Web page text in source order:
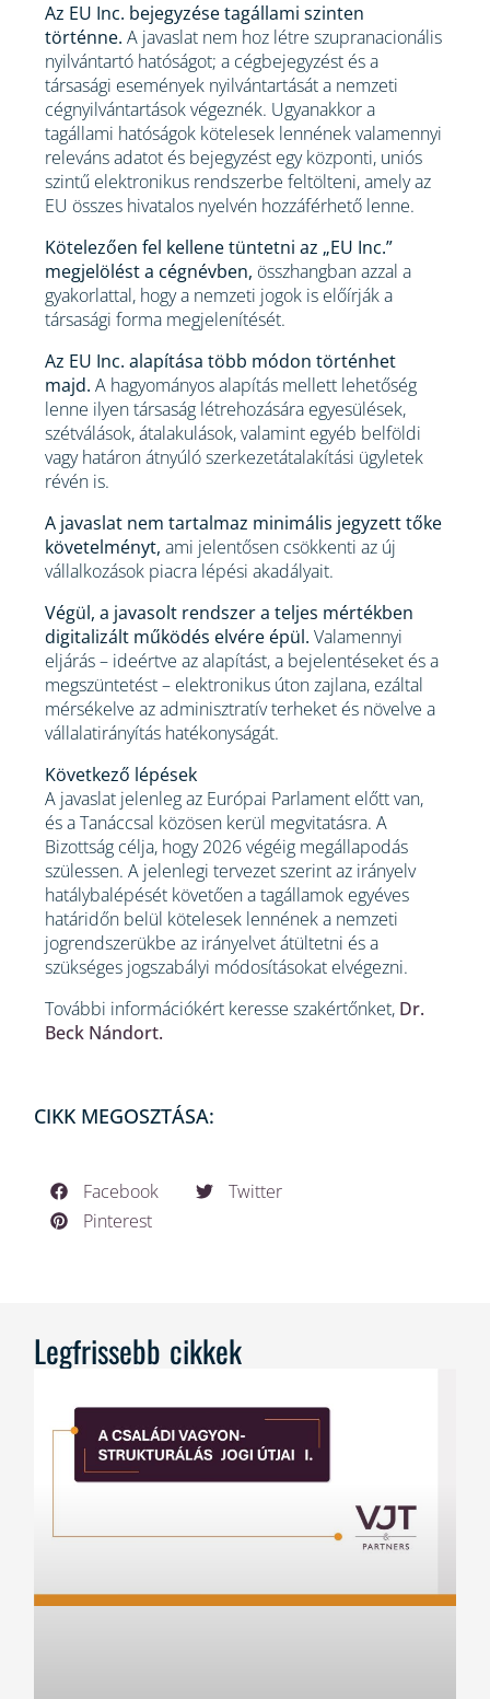
Az EU Inc. bejegyzése tagállami szinten
történne. A javaslat nem hoz létre szupranacionális
nyilvántartó hatóságot; a cégbejegyzést és a
társasági események nyilvántartását a nemzeti
cégnyilvántartások végeznék. Ugyanakkor a
tagállami hatóságok kötelesek lennének valamennyi
releváns adatot és bejegyzést egy központi, uniós
szintű elektronikus rendszerbe feltölteni, amely az
EU összes hivatalos nyelvén hozzáférhető lenne.
Kötelezően fel kellene tüntetni az „EU Inc.”
megjelölést a cégnévben, összhangban azzal a
gyakorlattal, hogy a nemzeti jogok is előírják a
társasági forma megjelenítését.
Az EU Inc. alapítása több módon történhet
majd. A hagyományos alapítás mellett lehetőség
lenne ilyen társaság létrehozására egyesülések,
szétválások, átalakulások, valamint egyéb belföldi
vagy határon átnyúló szerkezetátalakítási ügyletek
révén is.
A javaslat nem tartalmaz minimális jegyzett tőke
követelményt, ami jelentősen csökkenti az új
vállalkozások piacra lépési akadályait.
Végül, a javasolt rendszer a teljes mértékben
digitalizált működés elvére épül. Valamennyi
eljárás – ideértve az alapítást, a bejelentéseket és a
megszüntetést – elektronikus úton zajlana, ezáltal
mérsékelve az adminisztratív terheket és növelve a
vállalatirányítás hatékonyságát.
Következő lépések
A javaslat jelenleg az Európai Parlament előtt van,
és a Tanáccsal közösen kerül megvitatásra. A
Bizottság célja, hogy 2026 végéig megállapodás
szülessen. A jelenlegi tervezet szerint az irányelv
hatálybalépését követően a tagállamok egyéves
határidőn belül kötelesek lennének a nemzeti
jogrendszerükbe az irányelvet átültetni és a
szükséges jogszabályi módosításokat elvégezni.
További információkért keresse szakértőnket, Dr.
Beck Nándort.
CIKK MEGOSZTÁSA:
Facebook
Twitter
Pinterest
Legfrissebb cikkek